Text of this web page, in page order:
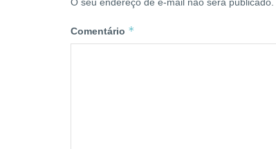
Comentário *